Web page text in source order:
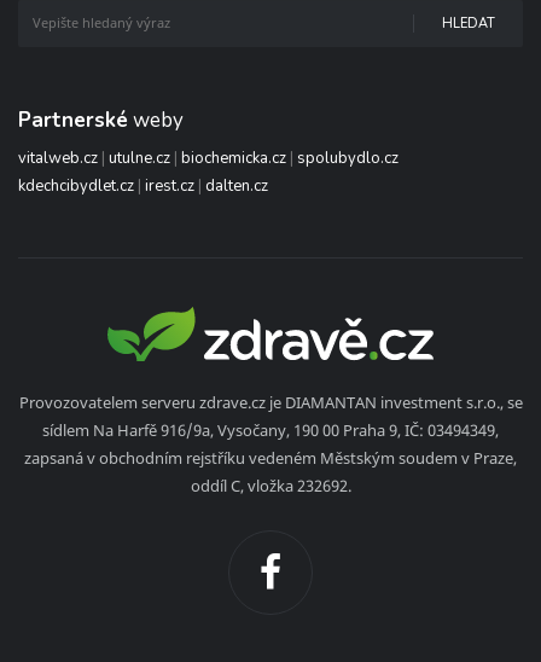
HLEDAT
Partnerské weby
vitalweb.cz | utulne.cz | biochemicka.cz | spolubydlo.cz
kdechcibydlet.cz | irest.cz | dalten.cz
Provozovatelem serveru zdrave.cz je DIAMANTAN investment s.r.o., se
sídlem Na Harfě 916/9a, Vysočany, 190 00 Praha 9, IČ: 03494349,
zapsaná v obchodním rejstříku vedeném Městským soudem v Praze,
oddíl C, vložka 232692.